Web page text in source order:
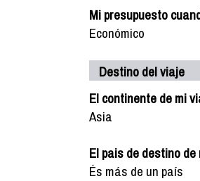
Mi presupuesto
Económico
Destino del viaje
El continente de mi
Asia
El pais de destino
És más de un país